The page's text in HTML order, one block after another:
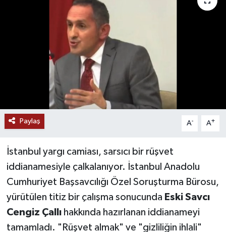
Paylaş A- A+
İstanbul yargı camiası, sarsıcı bir rüşvet
iddianamesiyle çalkalanıyor. İstanbul Anadolu
Cumhuriyet Başsavcılığı Özel Soruşturma Bürosu,
yürütülen titiz bir çalışma sonucunda Eski Savcı
Cengiz Çallıhakkında hazırlanan iddianameyi
tamamladı. "Rüşvet almak" ve "gizliliğin ihlali"
SOSYAL YARDIMLAR
SPONSORLU YAZI
SPOR
TEKNOLOJİ
YAŞAM